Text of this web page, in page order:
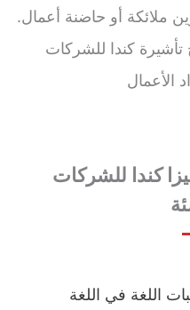
ملائكة أو حاضنة أعمال.
كندا للشركات
كندا للشركات
اللغة في اللغة